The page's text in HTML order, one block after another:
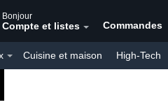
Bonjour
Compte et listes Commandes
Cuisine et maison High-Tech
personnalisés